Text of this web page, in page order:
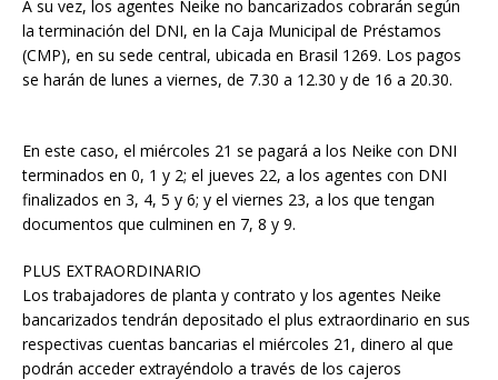
A su vez, los agentes Neike no bancarizados cobrarán según
la terminación del DNI, en la Caja Municipal de Préstamos
(CMP), en su sede central, ubicada en Brasil 1269. Los pagos
se harán de lunes a viernes, de 7.30 a 12.30 y de 16 a 20.30.
En este caso, el miércoles 21 se pagará a los Neike con DNI
terminados en 0, 1 y 2; el jueves 22, a los agentes con DNI
finalizados en 3, 4, 5 y 6; y el viernes 23, a los que tengan
documentos que culminen en 7, 8 y 9.
PLUS EXTRAORDINARIO
Los trabajadores de planta y contrato y los agentes Neike
bancarizados tendrán depositado el plus extraordinario en sus
respectivas cuentas bancarias el miércoles 21, dinero al que
podrán acceder extrayéndolo a través de los cajeros